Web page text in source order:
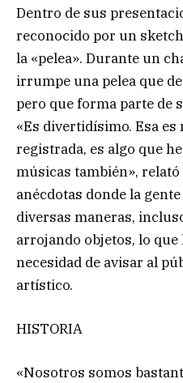
Dentro de sus
reconocido por un
la «pelea». Durante un
irrumpe una pelea que
pero que forma parte de
«Es divertidísimo. Esa
registrada, es algo que
músicas también»,
anécdotas donde la
diversas maneras,
arrojando objetos, lo que
necesidad de avisar al
artístico.
HISTORIA
«Nosotros somos